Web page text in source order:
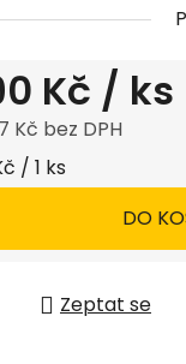
Kč / ks
Kč bez DPH
cena:
/ 1 ks
DO
Zeptat se